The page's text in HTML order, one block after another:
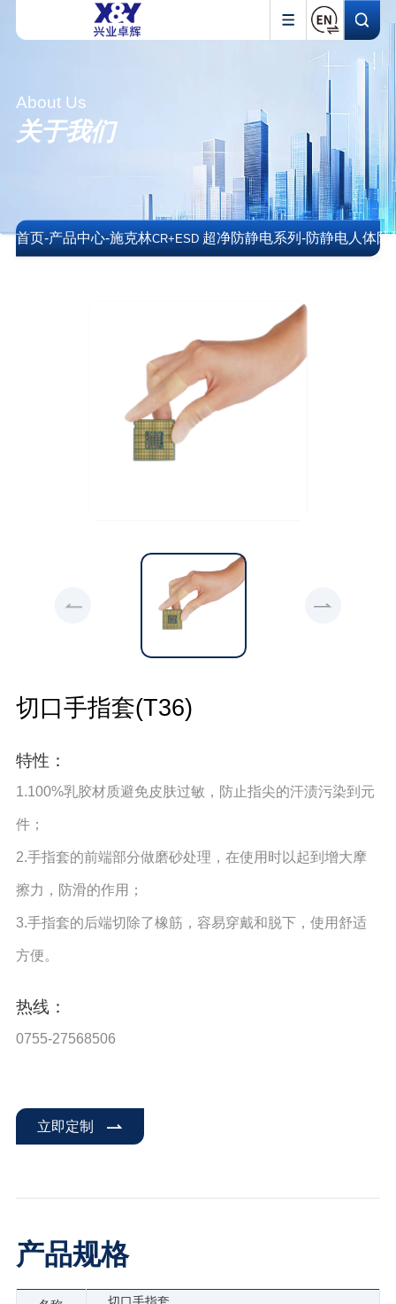
About Us
关于我们
首页-产品中心-施克林CR+ESD超净防静电系列-防静电人体防
切口手指套(T36)
特性：
1.100%乳胶材质避免皮肤过敏，防止指尖的汗渍污染到元
件；
2.手指套的前端部分做磨砂处理，在使用时以起到增大摩
擦力，防滑的作用；
3.手指套的后端切除了橡筋，容易穿戴和脱下，使用舒适
方便。
热线：
0755-27568506
立即定制
产品规格